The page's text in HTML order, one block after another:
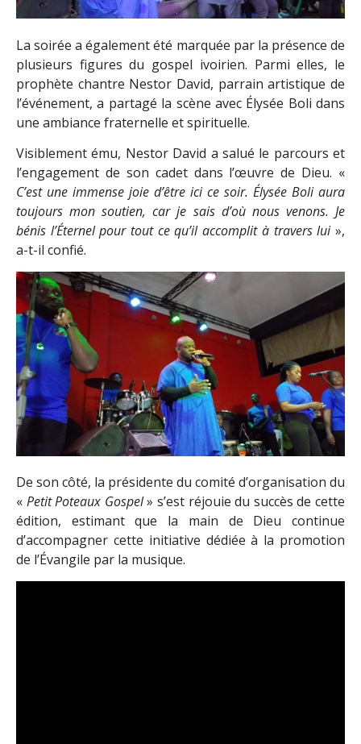
La soirée a également été marquée par la présence de
plusieurs figures du gospel ivoirien. Parmi elles, le
prophète chantre Nestor David, parrain artistique de
l’événement, a partagé la scène avec Élysée Boli dans
une ambiance fraternelle et spirituelle.
Visiblement ému, Nestor David a salué le parcours et
l’engagement de son cadet dans l’œuvre de Dieu. «
C’est une immense joie d’être ici ce soir. Élysée Boli aura
toujours mon soutien, car je sais d’où nous venons. Je
bénis l’Éternel pour tout ce qu’il accomplit à travers lui»,
a-t-il confié.
De son côté, la présidente du comité d’organisation du
« Petit Poteaux Gospel» s’est réjouie du succès de cette
édition, estimant que la main de Dieu continue
d’accompagner cette initiative dédiée à la promotion
de l’Évangile par la musique.